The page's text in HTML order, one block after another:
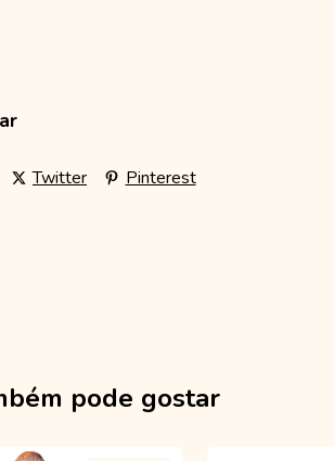
Twitter Pinterest
pode gostar